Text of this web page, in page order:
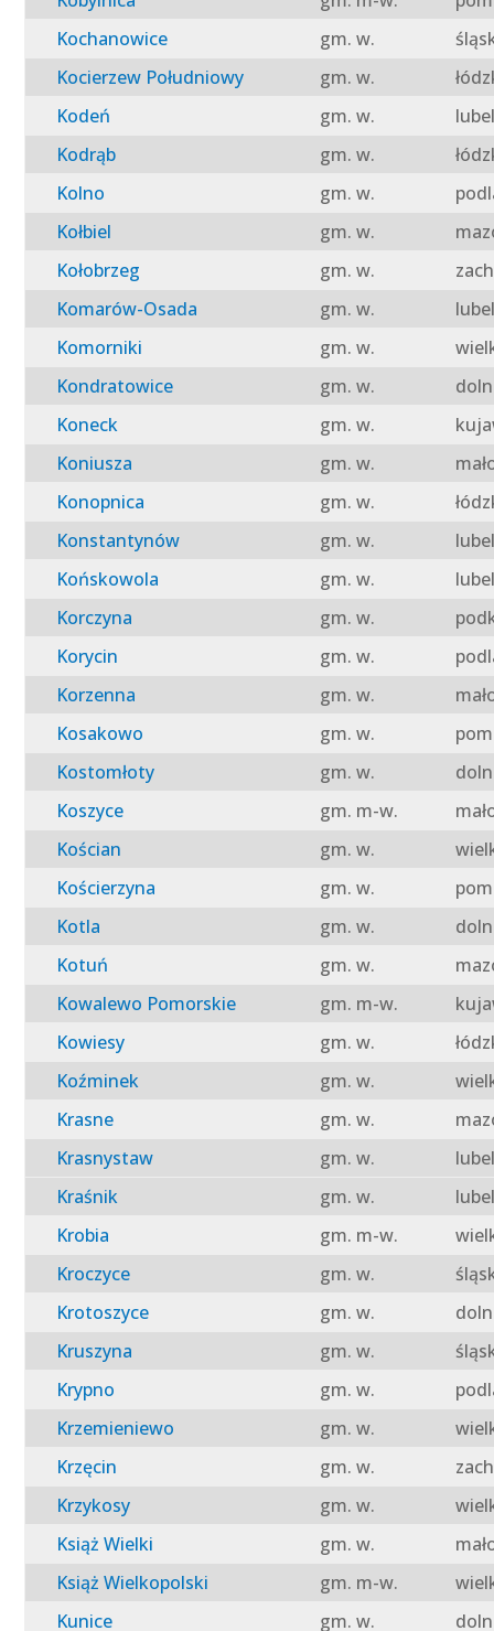
Kochanowice
gm. w.
Kocierzew Południowy
gm. w.
Kodeń
gm. w.
Kodrąb
gm. w.
Kolno
gm. w.
Kołbiel
gm. w.
Kołobrzeg
gm. w.
Komarów-Osada
gm. w.
Komorniki
gm. w.
Kondratowice
gm. w.
Koneck
gm. w.
Koniusza
gm. w.
Konopnica
gm. w.
Konstantynów
gm. w.
Końskowola
gm. w.
Korczyna
gm. w.
Korycin
gm. w.
Korzenna
gm. w.
Kosakowo
gm. w.
Kostomłoty
gm. w.
Koszyce
gm. m-w.
Kościan
gm. w.
Kościerzyna
gm. w.
Kotla
gm. w.
Kotuń
gm. w.
Kowalewo Pomorskie
gm. m-w.
Kowiesy
gm. w.
Koźminek
gm. w.
Krasne
gm. w.
Krasnystaw
gm. w.
Kraśnik
gm. w.
Krobia
gm. m-w.
Kroczyce
gm. w.
Krotoszyce
gm. w.
Kruszyna
gm. w.
Krypno
gm. w.
Krzemieniewo
gm. w.
Krzęcin
gm. w.
Krzykosy
gm. w.
Książ Wielki
gm. w.
Książ Wielkopolski
gm. m-w.
Kunice
gm. w.